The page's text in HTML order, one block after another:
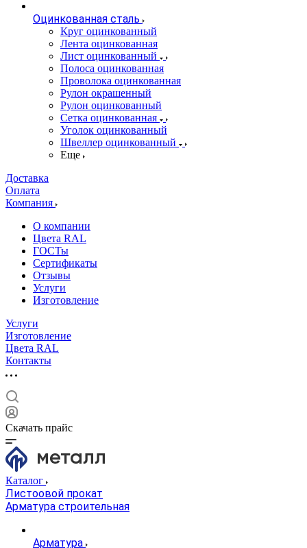
Оцинкованная сталь
Круг оцинкованный
Лента оцинкованная
Лист оцинкованный
Полоса оцинкованная
Проволока оцинкованная
Рулон окрашенный
Рулон оцинкованный
Сетка оцинкованная
Уголок оцинкованный
Швеллер оцинкованный
Еще
Доставка
Оплата
Компания
О компании
Цвета RAL
ГОСТы
Сертификаты
Отзывы
Услуги
Изготовление
Услуги
Изготовление
Цвета RAL
Контакты
Скачать прайс
Каталог
Листоовой прокат
Арматура строительная
Арматура